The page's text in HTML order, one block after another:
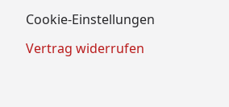
Cookie-Einstellungen
Vertrag widerrufen